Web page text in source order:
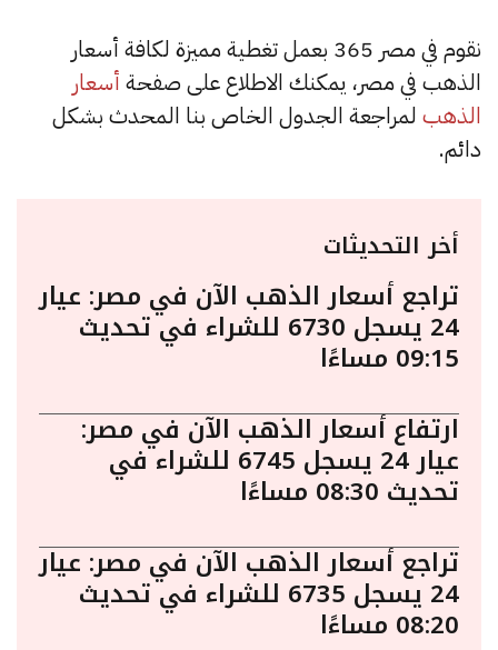
نقوم في مصر 365 بعمل تغطية مميزة لكافة أسعار
الذهب في مصر، يمكنك الاطلاع على صفحة أسعار
الذهب لمراجعة الجدول الخاص بنا المحدث بشكل
دائم.
أخر التحديثات
تراجع أسعار الذهب الآن في مصر: عيار
24 يسجل 6730 للشراء في تحديث
09:15 مساءًا
ارتفاع أسعار الذهب الآن في مصر:
عيار 24 يسجل 6745 للشراء في
تحديث 08:30 مساءًا
تراجع أسعار الذهب الآن في مصر: عيار
24 يسجل 6735 للشراء في تحديث
08:20 مساءًا